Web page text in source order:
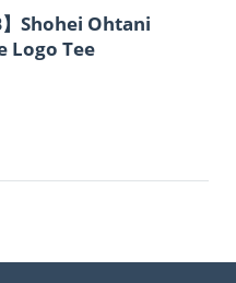
】Shohei Ohtani
Logo Tee